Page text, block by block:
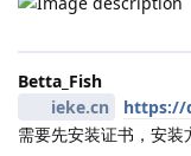
Betta_Fish
ieke.​cn
https://
需要先安装证书，安装